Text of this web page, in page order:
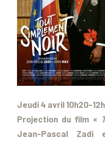
Jeudi 4 avril 10h20-
Projection du film «
Jean-Pascal Zadi